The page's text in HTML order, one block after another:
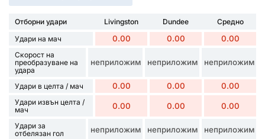
Отборни удари Livingston Dundee
Средно
Удари на мач
0.00 0.00 0.00
Скорост на
преобразуване на
удара
неприложим неприложим неприложим
Удари в целта / мач 0.00 0.00 0.00
Удари извън целта /
мач
0.00 0.00 0.00
Удари за
отбелязан гол
неприложим неприложим неприложим